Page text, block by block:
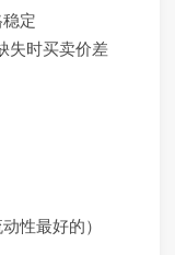
定
失时买卖价差
性最好的）